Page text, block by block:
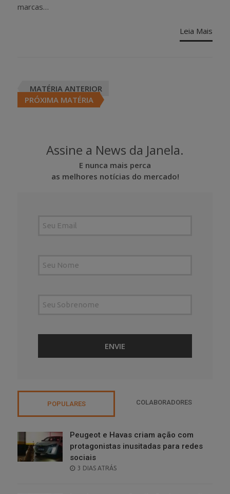
marcas…
Leia Mais
navigation
MATÉRIA ANTERIOR
PRÓXIMA MATÉRIA
Assine a News da Janela.
E nunca mais perca
as melhores notícias do mercado!
POPULARES COLABORADORES
Peugeot e Havas criam ação com
protagonistas inusitadas para redes
sociais
POSTED
3 DIAS ATRÁS